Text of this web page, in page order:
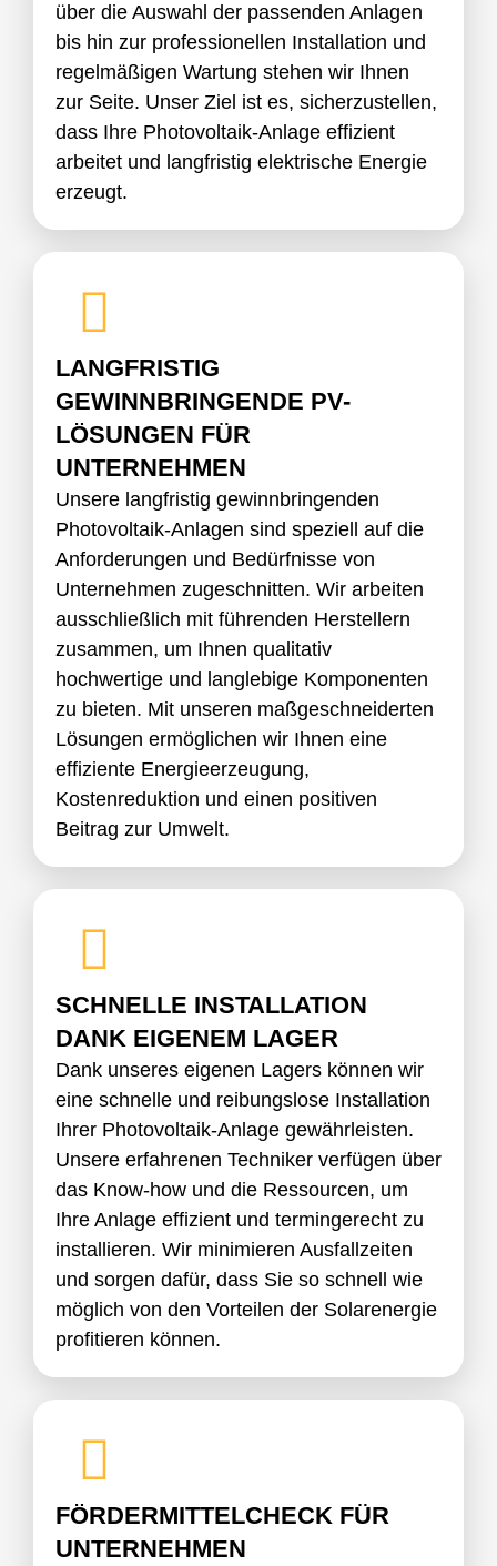
über die Auswahl der passenden Anlagen
bis hin zur professionellen Installation und
regelmäßigen Wartung stehen wir Ihnen
zur Seite. Unser Ziel ist es, sicherzustellen,
dass Ihre Photovoltaik-Anlage effizient
arbeitet und langfristig elektrische Energie
erzeugt.
LANGFRISTIG
GEWINNBRINGENDE PV-
LÖSUNGEN FÜR
UNTERNEHMEN
Unsere langfristig gewinnbringenden
Photovoltaik-Anlagen sind speziell auf die
Anforderungen und Bedürfnisse von
Unternehmen zugeschnitten. Wir arbeiten
ausschließlich mit führenden Herstellern
zusammen, um Ihnen qualitativ
hochwertige und langlebige Komponenten
zu bieten. Mit unseren maßgeschneiderten
Lösungen ermöglichen wir Ihnen eine
effiziente Energieerzeugung,
Kostenreduktion und einen positiven
Beitrag zur Umwelt.
SCHNELLE INSTALLATION
DANK EIGENEM LAGER
Dank unseres eigenen Lagers können wir
eine schnelle und reibungslose Installation
Ihrer Photovoltaik-Anlage gewährleisten.
Unsere erfahrenen Techniker verfügen über
das Know-how und die Ressourcen, um
Ihre Anlage effizient und termingerecht zu
installieren. Wir minimieren Ausfallzeiten
und sorgen dafür, dass Sie so schnell wie
möglich von den Vorteilen der Solarenergie
profitieren können.
FÖRDERMITTELCHECK FÜR
UNTERNEHMEN